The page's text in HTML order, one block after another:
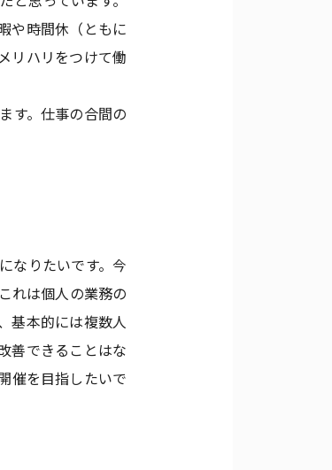
や時間休（ともに
リハリをつけて働
す。仕事の合間の
なりたいです。今
れは個人の業務の
基本的には複数人
善できることはな
催を目指したいで